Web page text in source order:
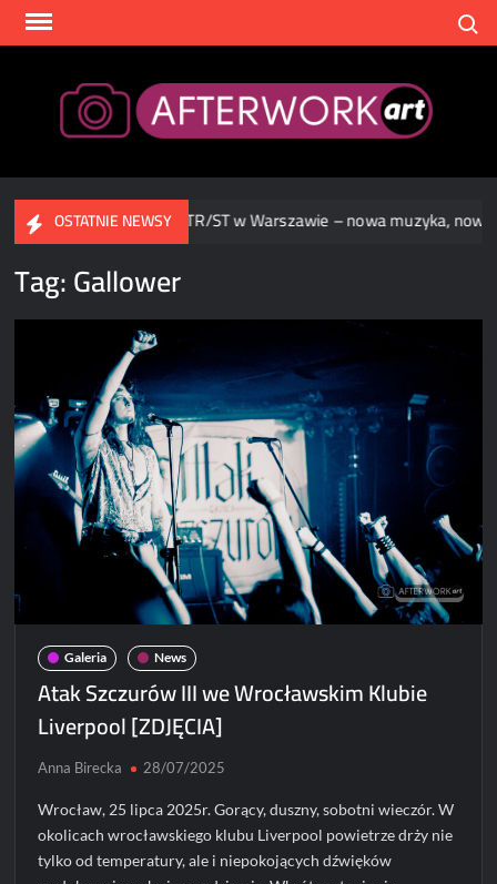
Skip
OSTATNIE NEWSYTR/ST w Warszawie – nowa muzyka, nowa
Tag:Gallower
Galeria News
Atak Szczurów III we Wrocławskim Klubie
Liverpool [ZDJĘCIA]
Anna Birecka 28/07/2025
Wrocław, 25 lipca 2025r. Gorący, duszny, sobotni wieczór. W
okolicach wrocławskiego klubu Liverpool powietrze drży nie
tylko od temperatury, ale i niepokojących dźwięków